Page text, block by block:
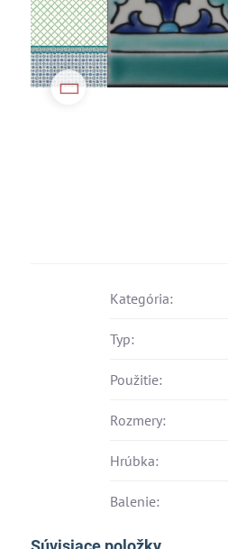
Kategória:
Typ:
Použitie:
Rozmery:
Hrúbka:
Balenie: